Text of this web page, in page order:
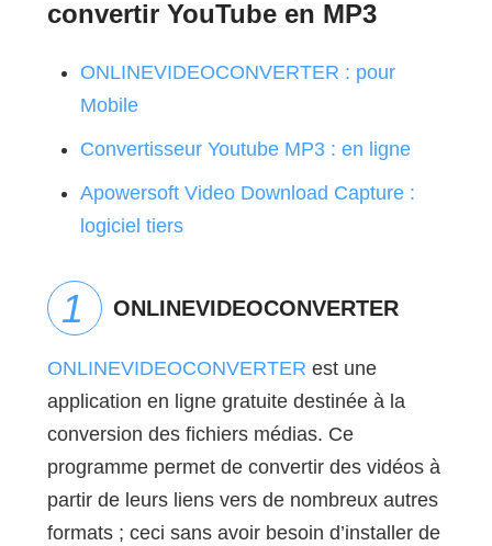
convertir YouTube en MP3
ONLINEVIDEOCONVERTER : pour
Mobile
Convertisseur Youtube MP3 : en ligne
Apowersoft Video Download Capture :
logiciel tiers
ONLINEVIDEOCONVERTER
ONLINEVIDEOCONVERTER est une
application en ligne gratuite destinée à la
conversion des fichiers médias. Ce
programme permet de convertir des vidéos à
partir de leurs liens vers de nombreux autres
formats ; ceci sans avoir besoin d’installer de